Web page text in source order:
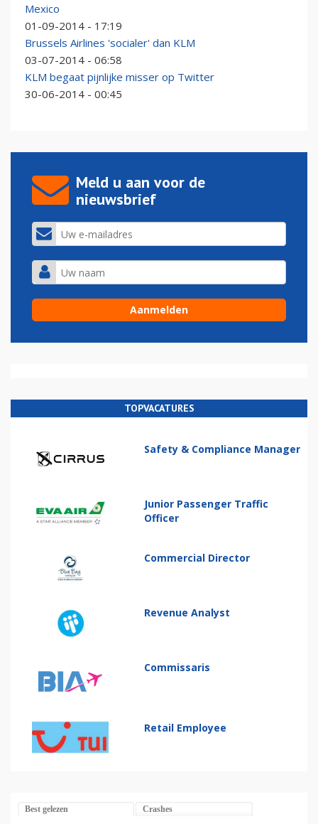
Mexico
01-09-2014 - 17:19
Brussels Airlines 'socialer' dan KLM
03-07-2014 - 06:58
KLM begaat pijnlijke misser op Twitter
30-06-2014 - 00:45
Meld u aan voor de
nieuwsbrief
TOPVACATURES
Safety & Compliance Manager
Junior Passenger Traffic
Officer
Commercial Director
Revenue Analyst
Commissaris
Retail Employee
Best gelezen Crashes